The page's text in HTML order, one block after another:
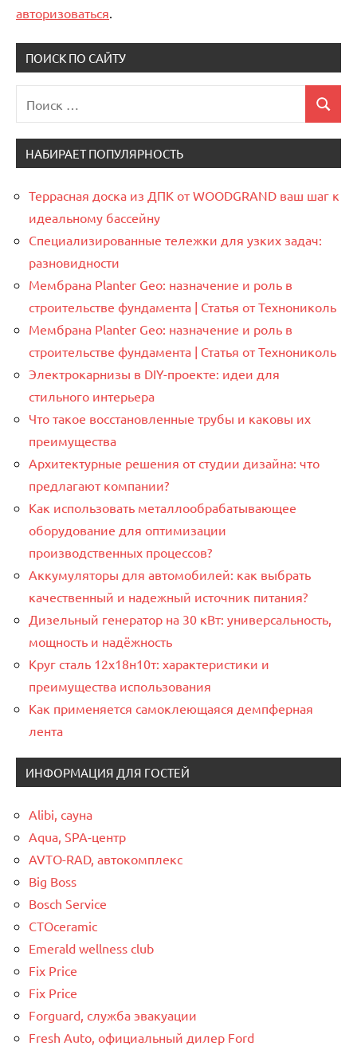
авторизоваться.
ПОИСК ПО САЙТУ
для:
Поиск
НАБИРАЕТ ПОПУЛЯРНОСТЬ
Террасная доска из ДПК от WOODGRAND ваш шаг к
идеальному бассейну
Специализированные тележки для узких задач:
разновидности
Мембрана Planter Geo: назначение и роль в
строительстве фундамента | Статья от Технониколь
Мембрана Planter Geo: назначение и роль в
строительстве фундамента | Статья от Технониколь
Электрокарнизы в DIY-проекте: идеи для
стильного интерьера
Что такое восстановленные трубы и каковы их
преимущества
Архитектурные решения от студии дизайна: что
предлагают компании?
Как использовать металлообрабатывающее
оборудование для оптимизации
производственных процессов?
Аккумуляторы для автомобилей: как выбрать
качественный и надежный источник питания?
Дизельный генератор на 30 кВт: универсальность,
мощность и надёжность
Круг сталь 12х18н10т: характеристики и
преимущества использования
Как применяется самоклеющаяся демпферная
лента
ИНФОРМАЦИЯ ДЛЯ ГОСТЕЙ
Alibi, сауна
Aqua, SPA-центр
AVTO-RAD, автокомплекс
Big Boss
Bosch Service
CTOceramic
Emerald wellness club
Fix Price
Fix Price
Forguard, служба эвакуации
Fresh Auto, официальный дилер Ford